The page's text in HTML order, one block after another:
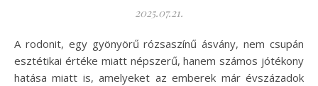
2025.07.21.
A rodonit, egy gyönyörű rózsaszínű ásvány, nem csupán
esztétikai értéke miatt népszerű, hanem számos jótékony
hatása miatt is, amelyeket az emberek már évszázadok